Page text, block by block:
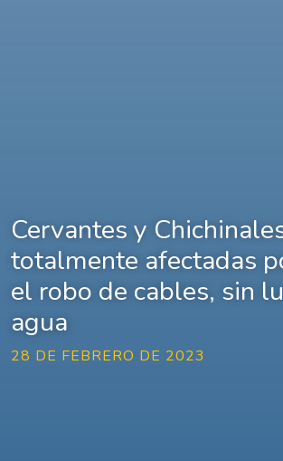
Cervantes y
totalmente afectadas
el robo de cables, sin
agua
28 DE FEBRERO DE 2023